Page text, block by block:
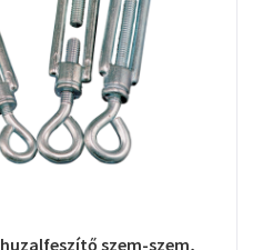
huzalfeszítő szem-szem,